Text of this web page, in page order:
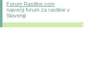
Forum Rastline.com
največji forum za rastline v
Sloveniji